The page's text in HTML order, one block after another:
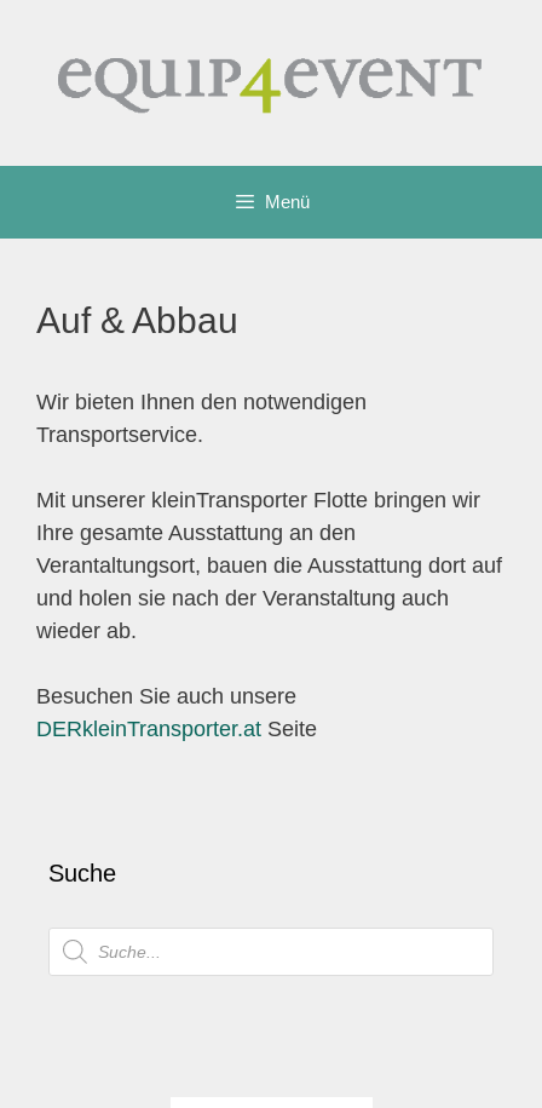
springen
Menü
Auf & Abbau
Wir bieten Ihnen den notwendigen
Transportservice.
Mit unserer kleinTransporter Flotte bringen wir
Ihre gesamte Ausstattung an den
Verantaltungsort, bauen die Ausstattung dort auf
und holen sie nach der Veranstaltung auch
wieder ab.
Besuchen Sie auch unsere
DERkleinTransporter.at Seite
Suche
Products
search